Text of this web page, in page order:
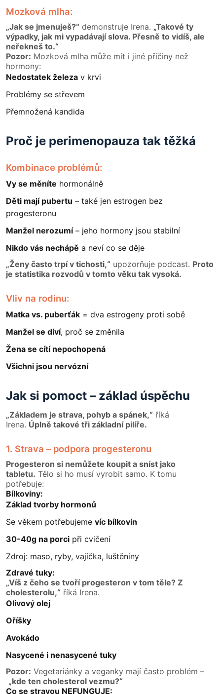
Mozková mlha:
„Jak se jmenuješ?“ demonstruje Irena. „Takové ty
výpadky, jak mi vypadávají slova. Přesně to vidíš, ale
neřekneš to.“
Pozor: Mozková mlha může mít i jiné příčiny než
hormony:
Nedostatek železa v krvi
Problémy se střevem
Přemnožená kandida
Proč je perimenopauza tak těžká
Kombinace problémů:
Vy se měníte hormonálně
Děti mají pubertu – také jen estrogen bez
progesteronu
Manžel nerozumí– jeho hormony jsou stabilní
Nikdo vás nechápě a neví co se děje
„Ženy často trpí v tichosti,“ upozorňuje podcast. Proto
je statistika rozvodů v tomto věku tak vysoká.
Vliv na rodinu:
Matka vs. puberťák = dva estrogeny proti sobě
Manžel se diví, proč se změnila
Žena se cítí nepochopená
Všichni jsou nervózní
Jak si pomoct – základ úspěchu
„Základem je strava, pohyb a spánek,“ říká
Irena. Úplně takové tři základní pilíře.
1. Strava – podpora progesteronu
Progesteron si nemůžete koupit a sníst jako
tabletu. Tělo si ho musí vyrobit samo. K tomu
potřebuje:
Bílkoviny:
Základ tvorby hormonů
Se věkem potřebujeme víc bílkovin
30-40g na porci při cvičení
Zdroj: maso, ryby, vajíčka, luštěniny
Zdravé tuky:
„Víš z čeho se tvoří progesteron v tom těle? Z
cholesterolu,“ říká Irena.
Olivový olej
Oříšky
Avokádo
Nasycené i nenasycené tuky
Pozor: Vegetariánky a veganky mají často problém –
„kde ten cholesterol vezmu?“
Co se stravou NEFUNGUJE: